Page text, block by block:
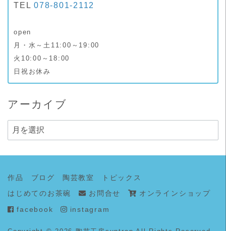
TEL078-801-2112
open
月・水～土11:00～19:00
火10:00～18:00
日祝お休み
アーカイブ
ア
ー
ブ
作品 ブログ 陶芸教室
トピックス
はじめてのお茶碗
お問合せ
オンラインショップ
facebook
instagram